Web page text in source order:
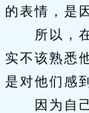
的表情，是
所以，在
实不该熟悉
是对他们感
因为自己